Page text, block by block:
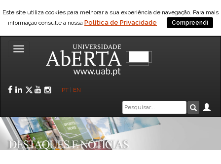
Este site utiliza cookies para melhorar a sua experiência de navegação. Para mais
informação consulte a nossa Política de Privacidade Compreendi
Toggle
Facebook
LinkedIn
Twitter
YouTube
Instagram
PT EN
Caixa
de
pesquisa